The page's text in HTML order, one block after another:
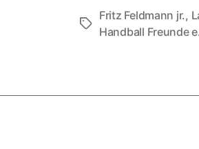
Schlagwörter
Fritz Feldmann jr.,
Handball Freunde